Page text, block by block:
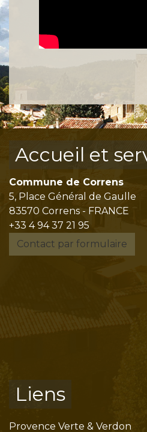
Accueil et
Commune de Correns
5, Place Général de Gaulle
83570 Correns - FRANCE
+33 4 94 37 21 95
Contact par formulaire
Liens
Provence Verte & Verdon